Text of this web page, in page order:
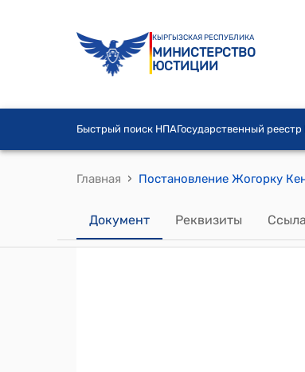
КЫРГЫЗСКАЯ РЕСПУБЛИКА
МИНИСТЕРСТВО
ЮСТИЦИИ
Быстрый поиск НПАГосударственный
Главная ›
Документ Реквизиты